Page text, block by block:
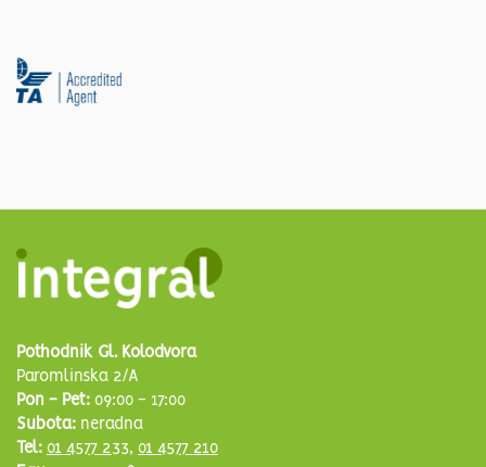
Pothodnik Gl. Kolodvora
Paromlinska 2/A
Pon - Pet: 09:00 - 17:00
Subota: neradna
Tel: 01 4577 233, 01 4577 210